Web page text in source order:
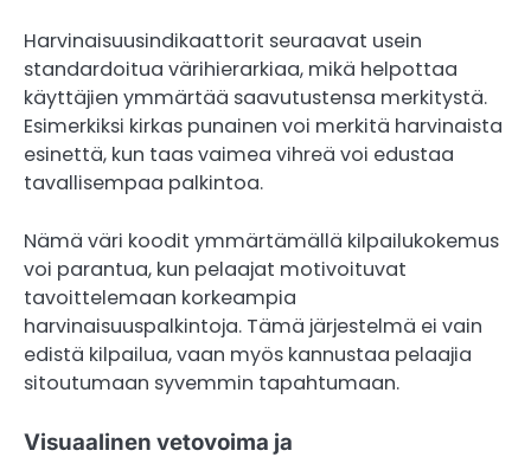
Harvinaisuusindikaattorit seuraavat usein
standardoitua värihierarkiaa, mikä helpottaa
käyttäjien ymmärtää saavutustensa merkitystä.
Esimerkiksi kirkas punainen voi merkitä harvinaista
esinettä, kun taas vaimea vihreä voi edustaa
tavallisempaa palkintoa.
Nämä väri koodit ymmärtämällä kilpailukokemus
voi parantua, kun pelaajat motivoituvat
tavoittelemaan korkeampia
harvinaisuuspalkintoja. Tämä järjestelmä ei vain
edistä kilpailua, vaan myös kannustaa pelaajia
sitoutumaan syvemmin tapahtumaan.
Visuaalinen vetovoima ja